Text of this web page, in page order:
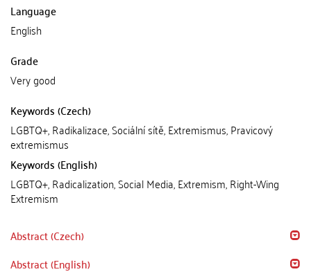
Language
English
Grade
Very good
Keywords (Czech)
LGBTQ+, Radikalizace, Sociální sítě, Extremismus, Pravicový
extremismus
Keywords (English)
LGBTQ+, Radicalization, Social Media, Extremism, Right-Wing
Extremism
Abstract (Czech)
Abstract (English)